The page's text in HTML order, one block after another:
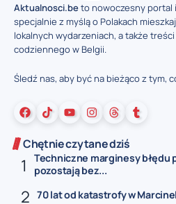
Aktualnosci.beto nowoczesny
specjalnie z myślą o Polakach
lokalnych wydarzeniach, a także
codziennego w Belgii.
Śledź nas, aby być na bieżąco z tym,
Chętnie czytane dziś
Techniczne marginesy błędu
pozostają bez...
70 lat od katastrofy w